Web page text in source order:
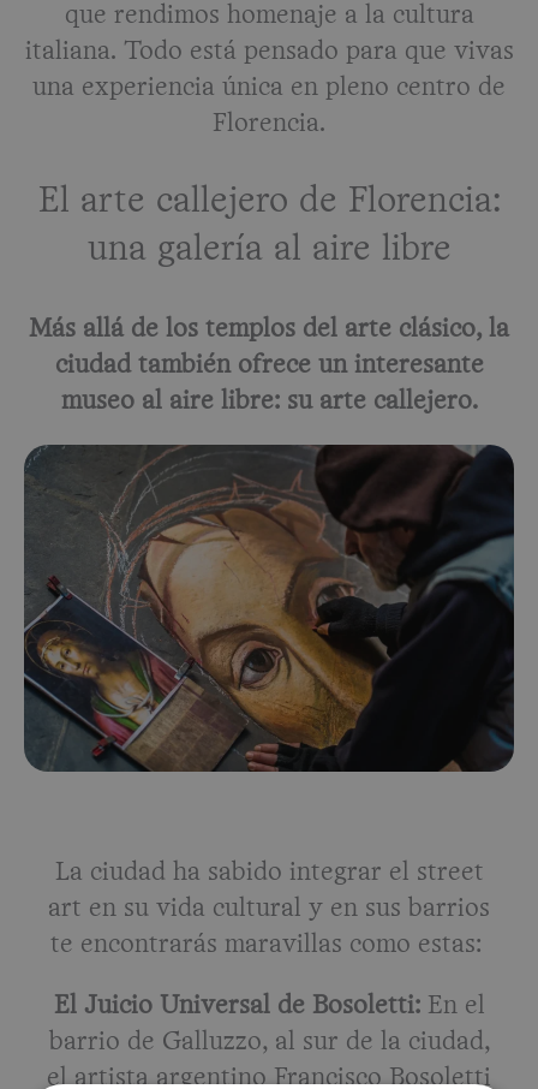
que rendimos homenaje a la cultura
italiana. Todo está pensado para que vivas
una experiencia única en pleno centro de
Florencia.
El arte callejero de Florencia:
una galería al aire libre
Más allá de los templos del arte clásico, la
ciudad también ofrece un interesante
museo al aire libre: su arte callejero.
La ciudad ha sabido integrar el street
art en su vida cultural y en sus barrios
te encontrarás maravillas como estas:
El Juicio Universal de Bosoletti: En el
barrio de Galluzzo, al sur de la ciudad,
el artista argentino Francisco Bosoletti